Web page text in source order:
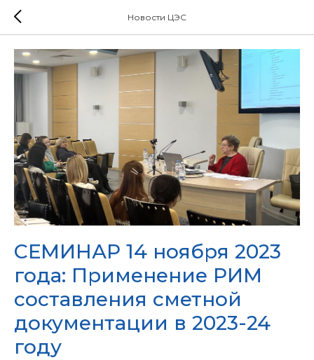
Новости ЦЭС
СЕМИНАР 14 ноября 2023
года: Применение РИМ
составления сметной
документации в 2023-24
году